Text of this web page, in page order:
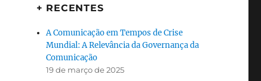
+ RECENTES
A Comunicação em Tempos de Crise
Mundial: A Relevância da Governança da
Comunicação
19 de março de 2025